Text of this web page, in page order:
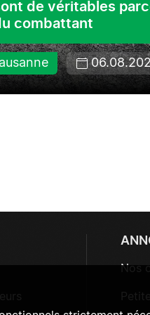
de véritables
combattant
Nos